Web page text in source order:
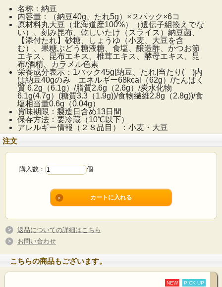
た、調味料（アミノ酸等）不使用のたれ付き。納豆の旨
み、昆布と椎茸、かつお節の旨みが織りなす深みのある
味わい。
昆布と椎茸の食感もお楽しみいただける小粒納豆です。
大豆は北海道産大豆１００％使用
セット内容
昆布と椎茸小粒納豆（タレ付き） 40g×２PK×6
コ
名称：納豆
内容量：（納豆40g、たれ5g）×２パック×6コ
原材料丸大豆（北海道産100%）（遺伝子組換えでな
い）、刻み昆布、乾しいたけ（スライス）納豆菌、
【添付たれ】砂糖、しょうゆ（小麦、大豆を含
む）、果糖ぶどう糖液糖、食塩、醸造酢、かつお節
エキス、昆布エキス、椎茸エキス、酵母エキス、昆
布/酒精、カラメル色素
栄養成分表示：1パック45g[納豆、たれ]当たり( )内
は納豆40gのみ エネルギー68kcal（62g）/たんぱく
質 6.2g（6.1g）/脂質2.6g（2.6g）/炭水化物
6.1g(4.7g）(糖質3.3（1.9g))/食物繊維2.8g（2.8g))/食
塩相当量0.6g（0.04g）
賞味期限：製造日含め13日間
保存方法：要冷蔵（10℃以下）
アレルギー情報（２８品目）：小麦・大豆
注文
購入数： 個
返品についての詳細はこちら
お問い合わせ
こちらの商品もございます。
NEW PICK UP